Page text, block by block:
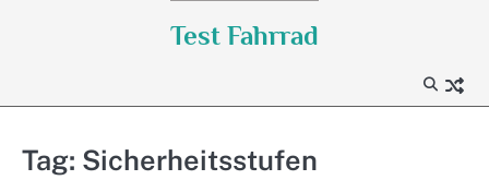
Test Fahrrad
Tag: Sicherheitsstufen